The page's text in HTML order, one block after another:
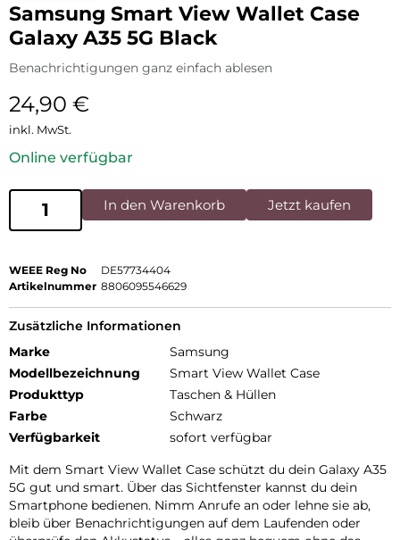
Samsung Smart View Wallet Case
Galaxy A35 5G Black
Benachrichtigungen ganz einfach ablesen
24,90 €
inkl. MwSt.
Online verfügbar
In den Warenkorb Jetzt kaufen
WEEE Reg No
DE57734404
Artikelnummer 8806095546629
Zusätzliche Informationen
Marke
Samsung
Modellbezeichnung
Smart View Wallet Case
Produkttyp
Taschen & Hüllen
Farbe
Schwarz
Verfügbarkeit
sofort verfügbar
Mit dem Smart View Wallet Case schützt du dein Galaxy A35
5G gut und smart. Über das Sichtfenster kannst du dein
Smartphone bedienen. Nimm Anrufe an oder lehne sie ab,
bleib über Benachrichtigungen auf dem Laufenden oder